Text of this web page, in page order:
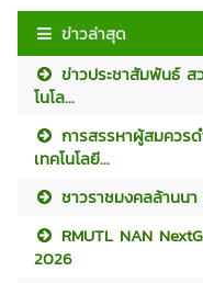
ข่าวล่าสุด
ข่าวประชาสัมพันธ์ ส
โนโล...
การสรรหาผู้สมควร
เทคโนโลยี...
ชาวราชมงคลล้านน
RMUTL NAN
2026